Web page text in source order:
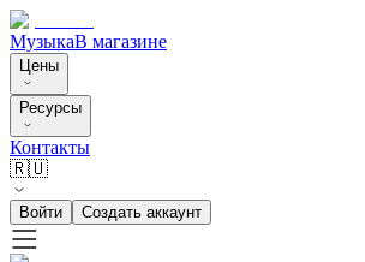
МузыкаВ магазине
Цены
Ресурсы
Контакты
🇷🇺
Войти Создать аккаунт